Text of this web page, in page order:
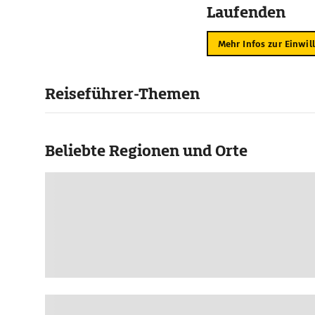
Laufenden
Mehr Infos zur
Reiseführer-Themen
Beliebte Regionen und Orte